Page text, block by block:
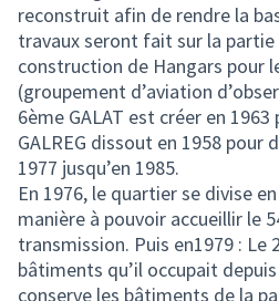
reconstruit afin de rendre la
travaux seront fait sur la partie
construction de Hangars pour
(groupement d’aviation
6ème GALAT est créer en
GALREG dissout en 1958 pour
1977 jusqu’en 1985.
En 1976, le quartier se divise
manière à pouvoir accueillir le
transmission. Puis en1979 : Le
bâtiments qu’il occupait depuis
conserve les bâtiments de la